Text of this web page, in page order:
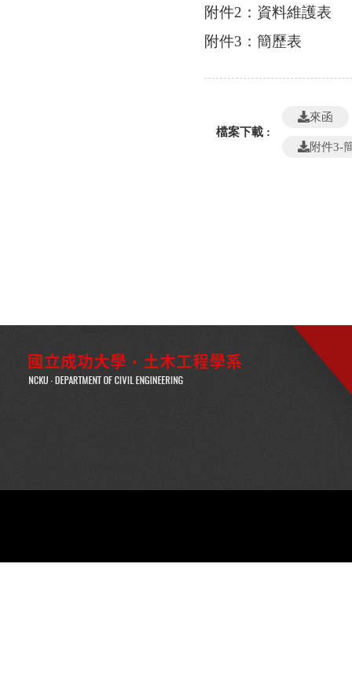
附件2：資料維護表
附件3：簡歷表
檔案下載 :
來函
附件3-